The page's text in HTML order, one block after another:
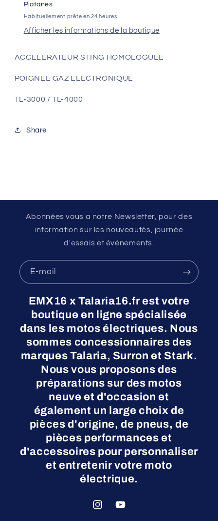
Platanes
Habituellement prête en 24 heures
Afficher les informations de la boutique
ACCELERATEUR STING HOMOLOGUEE
POIGNEE GAZ ELECTRONIQUE
TL-3000 / TL-4000
Share
Abonnées vous a notre Newsletter, pour des
information sur les nouveautés, journée
d'essais et évènements.
E-mail
EMX16 x Talaria16.fr est votre
boutique en ligne spécialisée
dans les motos électriques. Nous
sommes concessionnaires des
marques Talaria, Surron et Stark.
Nous vous proposons des
préparations sur des motos
neuve et d'occasion et
également un large choix de
pièces d'origine, de pneus, de
pièces performances et
d'accessoires pour personnaliser
et entretenir votre moto
électrique.
InstagramYouTube